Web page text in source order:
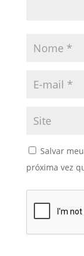
Salvar
próxima vez